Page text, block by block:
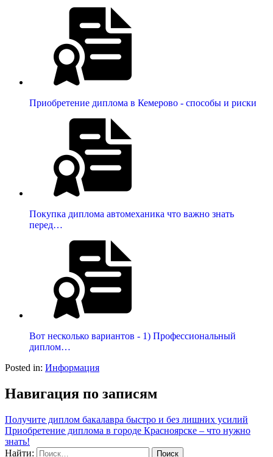
Приобретение диплома в Кемерово - способы и риски
Покупка диплома автомеханика что важно знать
перед…
Вот несколько вариантов - 1) Профессиональный
диплом…
Posted in: Информация
Навигация по записям
Получите диплом бакалавра быстро и без лишних усилий
Приобретение диплома в городе Красноярске – что нужно
знать!
Найти: